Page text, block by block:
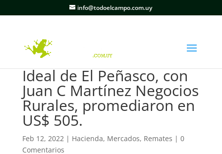
info@todoelcampo.com.uy
Ideal de El Peñasco, con
Juan C Martínez Negocios
Rurales, promediaron en
US$ 505.
Feb 12, 2022| Hacienda, Mercados, Remates | 0
Comentarios